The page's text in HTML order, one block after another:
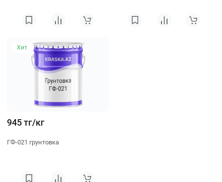
Хит
945 тг/кг
ГФ-021 грунтовка